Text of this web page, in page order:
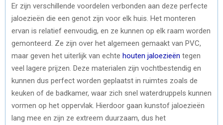
Er zijn verschillende voordelen verbonden aan deze perfecte
jaloezieën die een genot zijn voor elk huis. Het monteren
ervan is relatief eenvoudig, en ze kunnen op elk raam worden
gemonteerd. Ze zijn over het algemeen gemaakt van PVC,
maar geven het uiterlijk van echte houten jaloezieën tegen
veel lagere prijzen. Deze materialen zijn vochtbestendig en
kunnen dus perfect worden geplaatst in ruimtes zoals de
keuken of de badkamer, waar zich snel waterdruppels kunnen
vormen op het oppervlak. Hierdoor gaan kunstof jaloezieën
lang mee en zijn ze extreem duurzaam, dus het